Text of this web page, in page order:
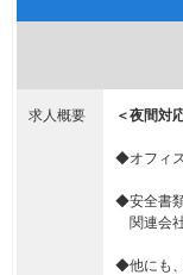
求人概要 ＜夜間対
◆オフィ
◆安全書
関連会
◆他にも